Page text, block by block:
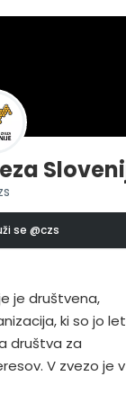
se @czs
je društvena,
ki so jo
društva za
V zvezo je